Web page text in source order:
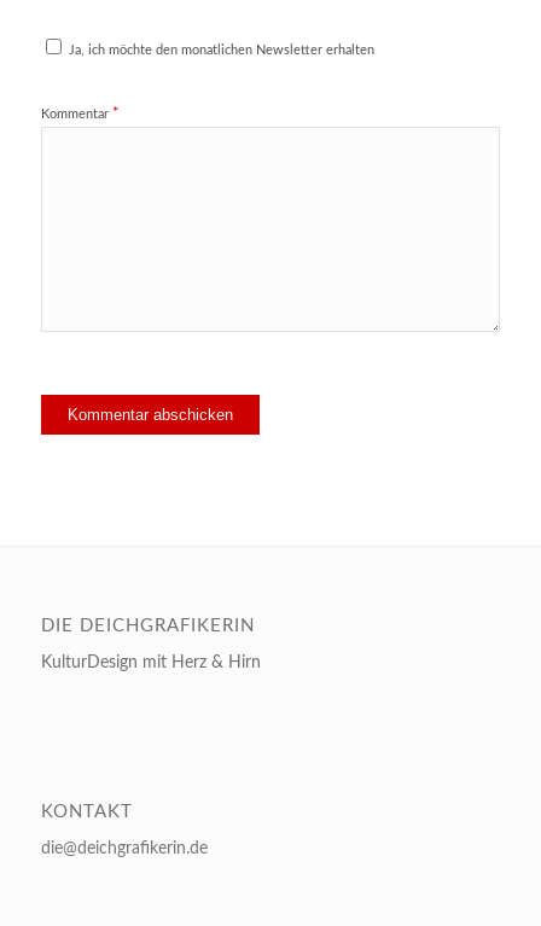
Ja, ich möchte den monatlichen Newsletter erhalten
Kommentar *
DIE DEICHGRAFIKERIN
KulturDesign mit Herz & Hirn
KONTAKT
die@deichgrafikerin.de